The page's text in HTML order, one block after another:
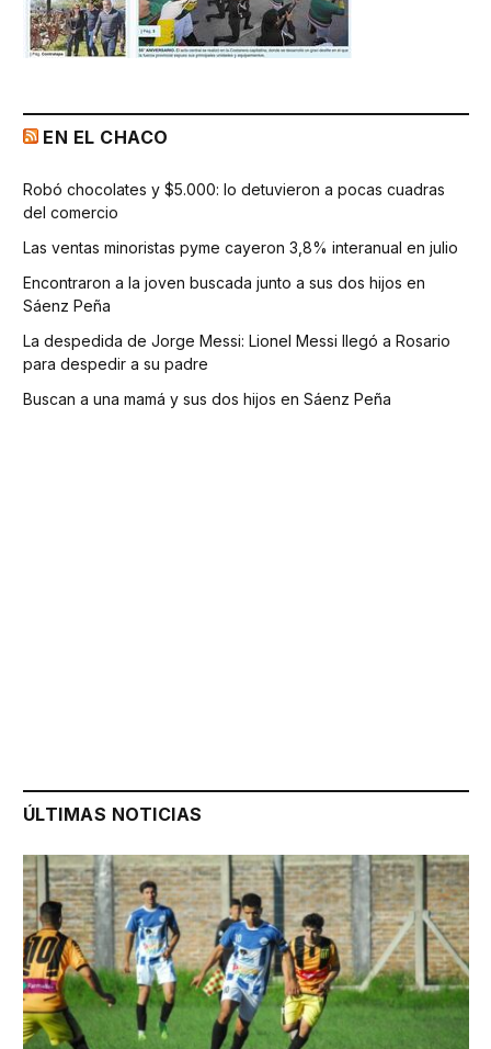
EN EL CHACO
Robó chocolates y $5.000: lo detuvieron a pocas cuadras
del comercio
Las ventas minoristas pyme cayeron 3,8% interanual en julio
Encontraron a la joven buscada junto a sus dos hijos en
Sáenz Peña
La despedida de Jorge Messi: Lionel Messi llegó a Rosario
para despedir a su padre
Buscan a una mamá y sus dos hijos en Sáenz Peña
ÚLTIMAS NOTICIAS